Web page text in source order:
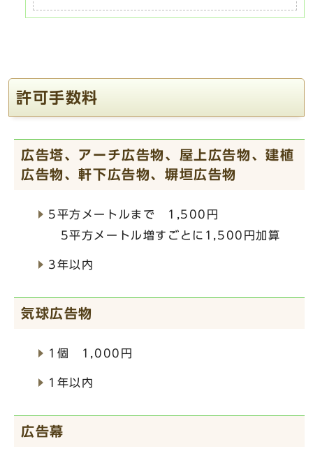
許可手数料
広告塔、アーチ広告物、屋上広告物、建植
広告物、軒下広告物、塀垣広告物
5平方メートルまで 1,500円
5平方メートル増すごとに1,500円加算
3年以内
気球広告物
1個 1,000円
1年以内
広告幕